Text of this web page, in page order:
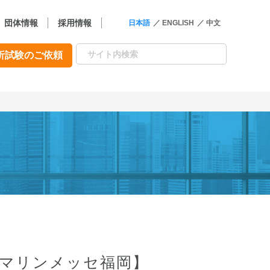
団体情報 採用情報 日本語 ENGLISH 中文
試験のご依頼
リンメッセ福岡】